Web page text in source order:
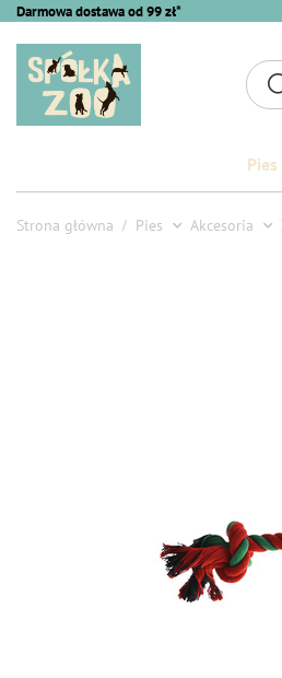
Darmowa dostawa od 99 zł*
Pies
Strona główna Pies Akcesoria